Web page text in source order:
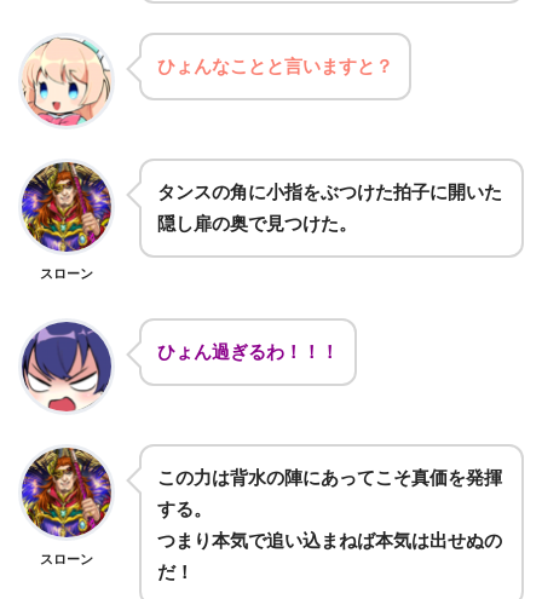
ひょんなことと言いますと？
スローン
タンスの角に小指をぶつけた拍子に開いた
隠し扉の奥で見つけた。
ひょん過ぎるわ！！！
スローン
この力は背水の陣にあってこそ真価を発揮
する。
つまり本気で追い込まねば本気は出せぬの
だ！